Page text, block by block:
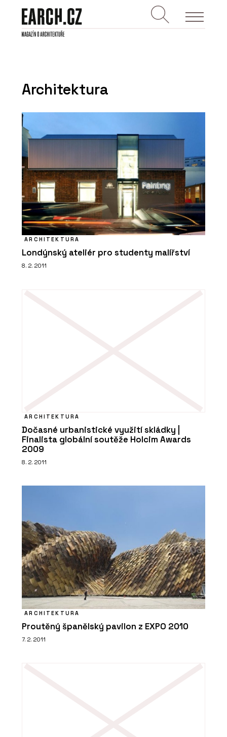
Architektura
ARCHITEKTURA
Londýnský ateliér pro studenty malířství
8. 2. 2011
ARCHITEKTURA
Dočasné urbanistické využití skládky |
Finalista globální soutěže Holcim Awards
2009
8. 2. 2011
ARCHITEKTURA
Proutěný španělský pavilon z EXPO 2010
7. 2. 2011